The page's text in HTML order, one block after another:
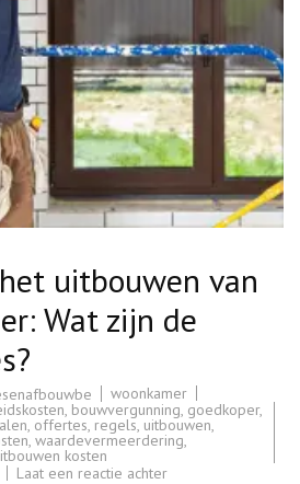
uitbouwen van
Wat zijn de
woonkamer
, bouwvergunning, goedkoper,
, offertes, regels, uitbouwen,
, waardevermeerdering,
kosten
Laat een reactie achterop